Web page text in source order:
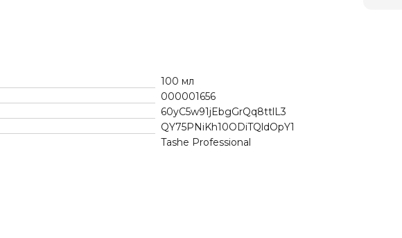
100 мл
000001656
60yC5w91jEbgGrQq8ttlL3
QY75PNiKh10ODiTQldOpY1
Tashe Professional